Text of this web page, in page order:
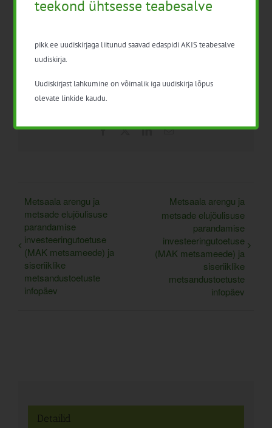
Facebook
X LinkedIn
Email
Metsaala arengu ja
metsade elujõulisuse
parandamise
investeeringutoetuse
(MAK metsameede) ja
siseriiklike
metsandustoetuste
infopäev
Metsaala arengu ja
metsade elujõulisuse
parandamise
investeeringutoetuse
(MAK metsameede) ja
siseriiklike
metsandustoetuste
infopäev
Detailid
teekond ühtsesse teabesalve
pikk.ee uudiskirjaga liitunud saavad edaspidi AKIS teabesalve
uudiskirja.
Uudiskirjast lahkumine on võimalik iga uudiskirja lõpus
olevate linkide kaudu.